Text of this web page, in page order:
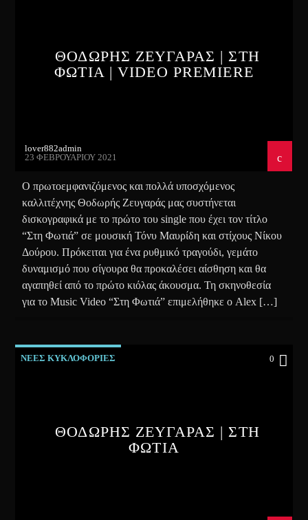
ΘΟΔΩΡΗΣ ΖΕΥΓΑΡΑΣ | ΣΤΗ
ΦΩΤΙΑ | VIDEO PREMIERE
lover882admin
23 ΦΕΒΡΟΥΑΡΊΟΥ 2021
Ο πρωτοεμφανιζόμενος και πολλά υποσχόμενος
καλλιτέχνης Θοδωρής Ζευγαράς μας συστήνεται
δισκογραφικά με το πρώτο του single που έχει τον τίτλο
“Στη Φωτιά” σε μουσική Τόνυ Μαυρίδη και στίχους Νίκου
Δούρου. Πρόκειται για ένα ρυθμικό τραγούδι, γεμάτο
δυναμισμό που σίγουρα θα προκαλέσει αίσθηση και θα
αγαπηθεί από το πρώτο κιόλας άκουσμα. Τη σκηνοθεσία
για το Music Video “Στη Φωτιά” επιμελήθηκε ο Alex […]
ΝΕΕΣ ΚΥΚΛΟΦΟΡΙΕΣ 0
ΘΟΔΩΡΗΣ ΖΕΥΓΑΡΑΣ | ΣΤΗ
ΦΩΤΙΑ